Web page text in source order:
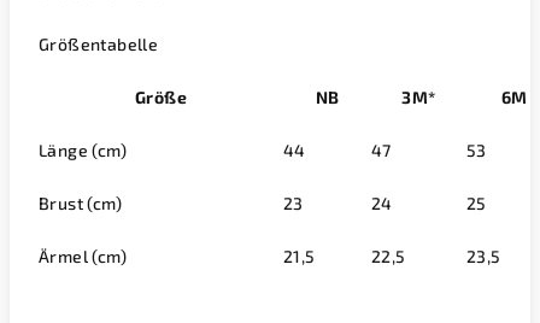
Größentabelle
Größe NB 3M* 6M
Länge (cm) 44 47 53
Brust (cm) 23 24 25
Ärmel (cm) 21,5 22,5 23,5